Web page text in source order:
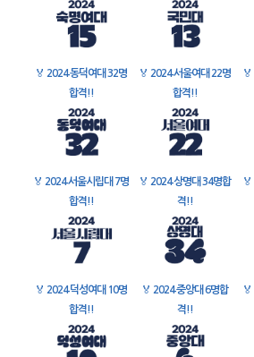
🏅 2024 동덕여대 32명
합격!!
🏅 2024 서울여대 22명
합격!!
🏅
🏅 2024 서울시립대 7명
합격!!
🏅 2024 상명대 34명합
격!!
🏅
🏅 2024 덕성여대 10명
합격!!
🏅 2024 중앙대 6명합
격!!
🏅